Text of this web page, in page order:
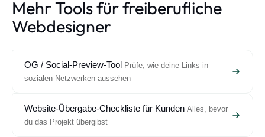
Mehr Tools für freiberufliche
Webdesigner
OG / Social-Preview-Tool Prüfe, wie deine Links in
sozialen Netzwerken aussehen
Website-Übergabe-Checkliste für Kunden Alles, bevor
du das Projekt übergibst